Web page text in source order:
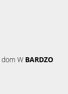
dom W BARDZO